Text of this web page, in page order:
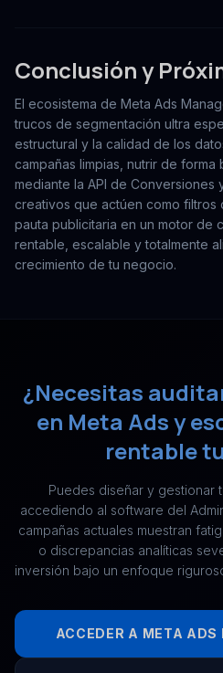
Conclusión y
El ecosistema de Meta Ads
trucos de segmentación ultra
estructural y la calidad de los
campañas limpias, nutrir de
mediante la API de Conversiones
creativos que actúen como filtros
pauta publicitaria en un motor de
rentable, escalable y totalmente
crecimiento de tu negocio.
¿Necesitas
en Meta Ads y
rentable
Puedes diseñar y gestionar
accediendo al software del
campañas actuales muestran
o discrepancias analíticas
inversión bajo un enfoque
ACCEDER A META